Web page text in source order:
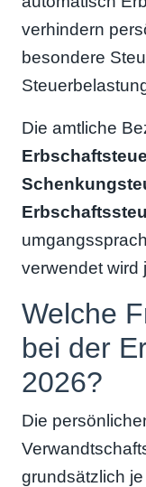
verhindern
besondere
Die amtliche
verwendet wird
Welche
bei der
2026?
Die
grundsätzlich